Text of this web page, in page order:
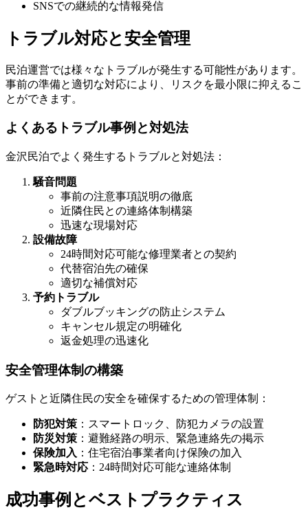
SNSでの継続的な情報発信
トラブル対応と安全管理
民泊運営では様々なトラブルが発生する可能性があります。
事前の準備と適切な対応により、リスクを最小限に抑えるこ
とができます。
よくあるトラブル事例と対処法
金沢民泊でよく発生するトラブルと対処法：
騒音問題
事前の注意事項説明の徹底
近隣住民との連絡体制構築
迅速な現場対応
設備故障
24時間対応可能な修理業者との契約
代替宿泊先の確保
適切な補償対応
予約トラブル
ダブルブッキングの防止システム
キャンセル規定の明確化
返金処理の迅速化
安全管理体制の構築
ゲストと近隣住民の安全を確保するための管理体制：
防犯対策 ：スマートロック、防犯カメラの設置
防災対策 ：避難経路の明示、緊急連絡先の掲示
保険加入 ：住宅宿泊事業者向け保険の加入
緊急時対応 ：24時間対応可能な連絡体制
成功事例とベストプラクティス